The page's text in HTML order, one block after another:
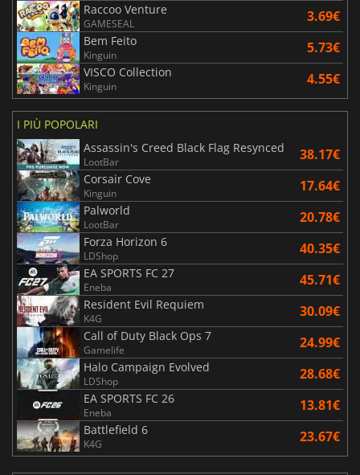
Raccoo Venture
GAMESEAL 3.69€
Bem Feito
Kinguin 5.73€
VISCO Collection
Kinguin 4.55€
I PIÙ POPOLARI
Assassin's Creed Black Flag Resynced
LootBar 38.17€
Corsair Cove
Kinguin 17.64€
Palworld
LootBar 20.78€
Forza Horizon 6
LDShop 40.35€
EA SPORTS FC 27
Eneba 45.71€
Resident Evil Requiem
K4G 30.09€
Call of Duty Black Ops 7
Gamelife 24.99€
Halo Campaign Evolved
LDShop 28.68€
EA SPORTS FC 26
Eneba 13.81€
Battlefield 6
K4G 23.67€